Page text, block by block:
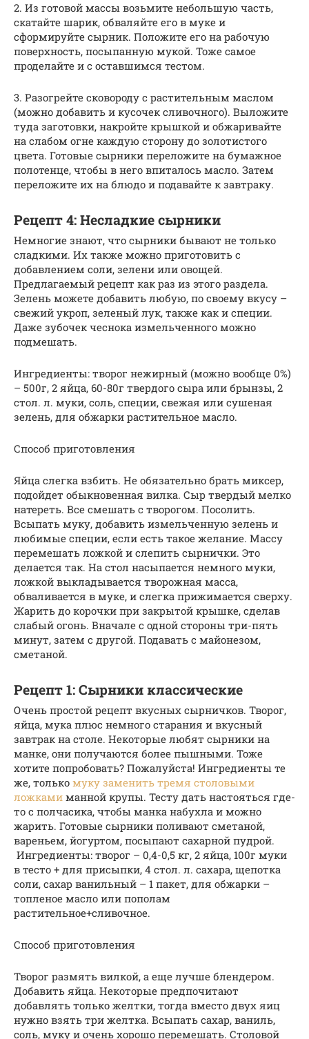
2. Из готовой массы возьмите небольшую часть,
скатайте шарик, обваляйте его в муке и
сформируйте сырник. Положите его на рабочую
поверхность, посыпанную мукой. Тоже самое
проделайте и с оставшимся тестом.
3. Разогрейте сковороду с растительным маслом
(можно добавить и кусочек сливочного). Выложите
туда заготовки, накройте крышкой и обжаривайте
на слабом огне каждую сторону до золотистого
цвета. Готовые сырники переложите на бумажное
полотенце, чтобы в него впиталось масло. Затем
переложите их на блюдо и подавайте к завтраку.
Рецепт 4: Несладкие сырники
Немногие знают, что сырники бывают не только
сладкими. Их также можно приготовить с
добавлением соли, зелени или овощей.
Предлагаемый рецепт как раз из этого раздела.
Зелень можете добавить любую, по своему вкусу –
свежий укроп, зеленый лук, также как и специи.
Даже зубочек чеснока измельченного можно
подмешать.
Ингредиенты: творог нежирный (можно вообще 0%)
– 500г, 2 яйца, 60-80г твердого сыра или брынзы, 2
стол. л. муки, соль, специи, свежая или сушеная
зелень, для обжарки растительное масло.
Способ приготовления
Яйца слегка взбить. Не обязательно брать миксер,
подойдет обыкновенная вилка. Сыр твердый мелко
натереть. Все смешать с творогом. Посолить.
Всыпать муку, добавить измельченную зелень и
любимые специи, если есть такое желание. Массу
перемешать ложкой и слепить сырнички. Это
делается так. На стол насыпается немного муки,
ложкой выкладывается творожная масса,
обваливается в муке, и слегка прижимается сверху.
Жарить до корочки при закрытой крышке, сделав
слабый огонь. Вначале с одной стороны три-пять
минут, затем с другой. Подавать с майонезом,
сметаной.
Рецепт 1: Сырники классические
Очень простой рецепт вкусных сырничков. Творог,
яйца, мука плюс немного старания и вкусный
завтрак на столе. Некоторые любят сырники на
манке, они получаются более пышными. Тоже
хотите попробовать? Пожалуйста! Ингредиенты те
же, только муку заменить тремя столовыми
ложками манной крупы. Тесту дать настояться где-
то с полчасика, чтобы манка набухла и можно
жарить. Готовые сырники поливают сметаной,
вареньем, йогуртом, посыпают сахарной пудрой.
Ингредиенты: творог – 0,4-0,5 кг, 2 яйца, 100г муки
в тесто + для присыпки, 4 стол. л. сахара, щепотка
соли, сахар ванильный – 1 пакет, для обжарки –
топленое масло или пополам
растительное+сливочное.
Способ приготовления
Творог размять вилкой, а еще лучше блендером.
Добавить яйца. Некоторые предпочитают
добавлять только желтки, тогда вместо двух яиц
нужно взять три желтка. Всыпать сахар, ваниль,
соль, муку и очень хорошо перемешать. Столовой